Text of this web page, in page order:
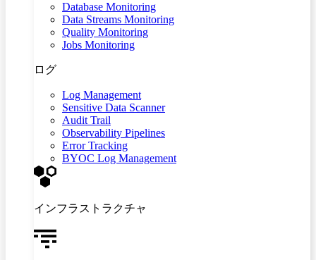
Database Monitoring
Data Streams Monitoring
Quality Monitoring
Jobs Monitoring
ログ
Log Management
Sensitive Data Scanner
Audit Trail
Observability Pipelines
Error Tracking
BYOC Log Management
インフラストラクチャ